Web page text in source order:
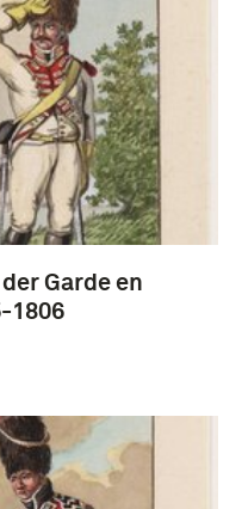
1814-heden) (738)
Garde en
1806